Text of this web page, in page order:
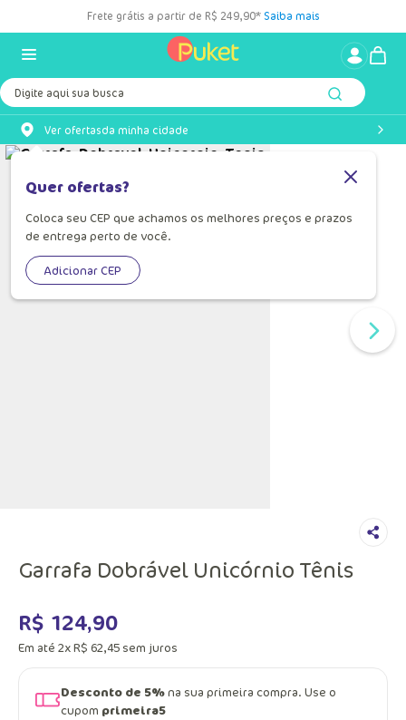
Frete grátis a partir de R$ 249,90* Saiba mais
Digite aqui sua busca
Ver ofertasda minha cidade
Quer ofertas?
Coloca seu CEP que achamos os melhores preços e prazos
de entrega perto de você.
Adicionar CEP
Garrafa Dobrável Unicórnio Tênis
R$ 124,90
Em até 2xR$ 62,45 sem juros
Desconto de 5%na sua primeira compra. Use o
cupom primeira5